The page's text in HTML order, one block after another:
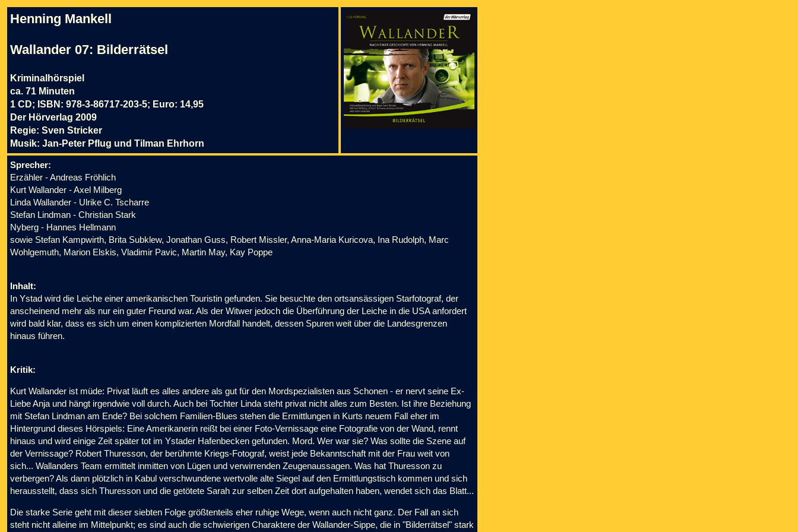
Henning Mankell
Wallander 07: Bilderrätsel
Kriminalhörspiel
ca. 71 Minuten
1 CD; ISBN: 978-3-86717-203-5; Euro: 14,95
Der Hörverlag 2009
Regie: Sven Stricker
Musik: Jan-Peter Pflug und Tilman Ehrhorn
Sprecher:
Erzähler - Andreas Fröhlich
Kurt Wallander - Axel Milberg
Linda Wallander - Ulrike C. Tscharre
Stefan Lindman - Christian Stark
Nyberg - Hannes Hellmann
sowie Stefan Kampwirth, Brita Subklew, Jonathan Guss, Robert Missler, Anna-Maria Kuricova, Ina Rudolph, Marc
Wohlgemuth, Marion Elskis, Vladimir Pavic, Martin May, Kay Poppe
Inhalt:
In Ystad wird die Leiche einer amerikanischen Touristin gefunden. Sie besuchte den ortsansässigen Starfotograf, der
anscheinend mehr als nur ein guter Freund war. Als der Witwer jedoch die Überführung der Leiche in die USA anfordert
wird bald klar, dass es sich um einen komplizierten Mordfall handelt, dessen Spuren weit über die Landesgrenzen
hinaus führen.
Kritik:
Kurt Wallander ist müde: Privat läuft es alles andere als gut für den Mordspezialisten aus Schonen - er nervt seine Ex-
Liebe Anja und hängt irgendwie voll durch. Auch bei Tochter Linda steht privat nicht alles zum Besten. Ist ihre Beziehung
mit Stefan Lindman am Ende? Bei solchem Familien-Blues stehen die Ermittlungen in Kurts neuem Fall eher im
Hintergrund dieses Hörspiels: Eine Amerikanerin reißt bei einer Foto-Vernissage eine Fotografie von der Wand, rennt
hinaus und wird einige Zeit später tot im Ystader Hafenbecken gefunden. Mord. Wer war sie? Was sollte die Szene auf
der Vernissage? Robert Thuresson, der berühmte Kriegs-Fotograf, weist jede Bekanntschaft mit der Frau weit von
sich... Wallanders Team ermittelt inmitten von Lügen und verwirrenden Zeugenaussagen. Was hat Thuresson zu
verbergen? Als dann plötzlich in Kabul verschwundene wertvolle alte Siegel auf den Ermittlungstisch kommen und sich
herausstellt, dass sich Thuresson und die getötete Sarah zur selben Zeit dort aufgehalten haben, wendet sich das Blatt...
Die starke Serie geht mit dieser siebten Folge größtenteils eher ruhige Wege, wenn auch nicht ganz. Der Fall an sich
steht nicht alleine im Mittelpunkt; es sind auch die schwierigen Charaktere der Wallander-Sippe, die in "Bilderrätsel" stark